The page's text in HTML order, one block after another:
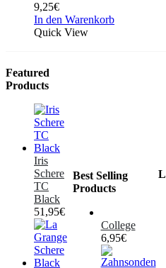
9,25€
In den Warenkorb
Quick View
Featured
Products
Iris
Schere
TC
Black
51,95€
Best Selling
Products
College
6,95€